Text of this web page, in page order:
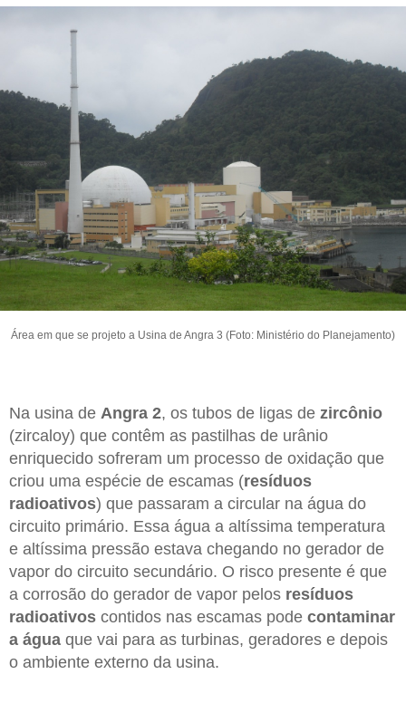
Área em que se projeto a Usina de Angra 3 (Foto: Ministério do Planejamento)
Na usina de Angra 2, os tubos de ligas de zircônio
(zircaloy) que contêm as pastilhas de urânio
enriquecido sofreram um processo de oxidação que
criou uma espécie de escamas (resíduos
radioativos) que passaram a circular na água do
circuito primário. Essa água a altíssima temperatura
e altíssima pressão estava chegando no gerador de
vapor do circuito secundário. O risco presente é que
a corrosão do gerador de vapor pelos resíduos
radioativos contidos nas escamas pode contaminar
a água que vai para as turbinas, geradores e depois
o ambiente externo da usina.